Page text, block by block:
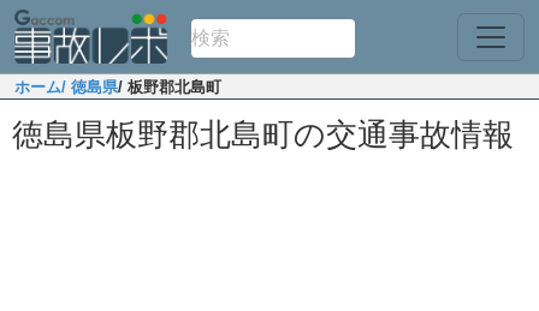
ホーム/ 徳島県/ 板野郡北島町
徳島県板野郡北島町の交通事故情報